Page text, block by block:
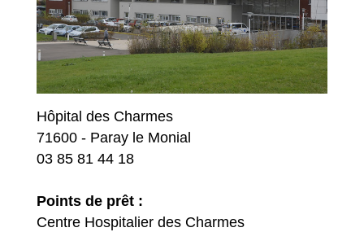
Hôpital des Charmes
71600 - Paray le Monial
03 85 81 44 18
Points de prêt :
Centre Hospitalier des Charmes